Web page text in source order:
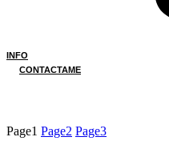
INFO
CONTACTAME
Page1 Page2 Page3